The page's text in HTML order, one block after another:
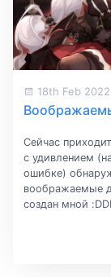
18th Feb 2022
Сейчас
с удивлением
ошибке)
воображаемые
создан мной